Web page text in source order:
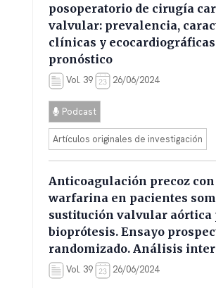
posoperatorio de cirugía
valvular: prevalencia,
clínicas y
pronóstico
Vol. 39 26/06/2024
Podcast
Artículos originales de investigación
Anticoagulación precoz con
warfarina en pacientes
sustitución valvular aórtica
bioprótesis. Ensayo
randomizado. Análisis
Vol. 39 26/06/2024